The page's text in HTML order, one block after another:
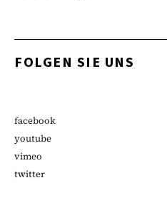
FOLGEN SIE UNS
facebook
youtube
vimeo
twitter